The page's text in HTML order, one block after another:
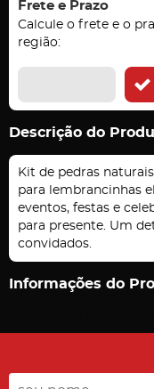
Frete e Prazo
Calcule o frete e o
região:
Descrição do
Kit de pedras
para lembrancinhas
eventos, festas e
para presente. Um
convidados.
Informações do